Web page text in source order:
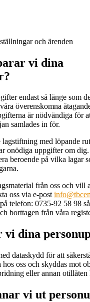
och ärenden
vi dina
endast så länge som
överenskomna
är nödvändiga för
samlades in för.
med löpande
onödiga uppgifter om dig.
beroende på vilka lagar
från oss och vill
oss via e-post
telefon: 0735-92 58 98
borttagen från våra
dina
dataskydd för att
oss och skyddas mot
eller annan otillåten
vi ut